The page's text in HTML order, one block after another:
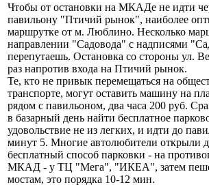
Чтобы от остановки на МКАДе не идти
павильону "Птичий рынок", наиболее
маршрутке от м. Люблино. Несколько
направлении "Садовода" с надписями
перепутаешь. Остановка со стороны ул.
раз напротив входа на Птичий рынок.
Те, кто не привык перемещаться на
транспорте, могут оставить машину на
рядом с павильоном, два часа 200 руб.
в базарный день найти бесплатное
удовольствие не из легких, и идти до
минут 5. Многие автолюбители открыли
бесплатный способ парковки - на
МКАД - у ТЦ "Мега", "ИКЕА", затем
мостам, это порядка 10-12 мин.